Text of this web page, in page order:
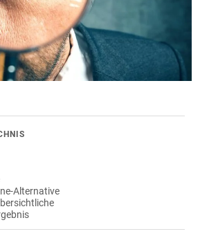
Alternative